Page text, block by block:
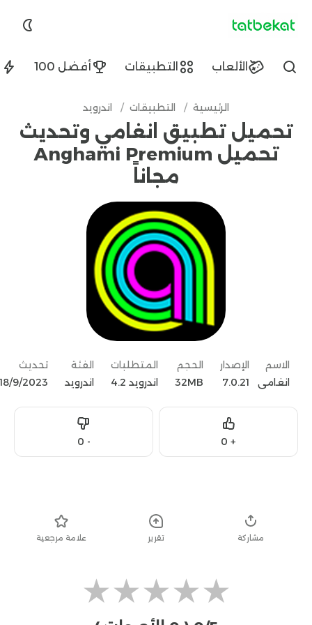
tatbekat.net
الألعاب التطبيقات أفضل 100
Find
الرئيسية / التطبيقات / اندرويد
تحميل تطبيق انغامي وتحديث
تحميل Anghami Premium
مجاناً
الاسم
انغامي
الإصدار
7.0.21
الحجم
32MB
المتطلبات
اندرويد 4.2
الفئة
اندرويد
تحديث
18/9/2023
+
0
Like
-
0
Dislike
مشاركة تقرير علامة مرجعية
★
★
★
★
★